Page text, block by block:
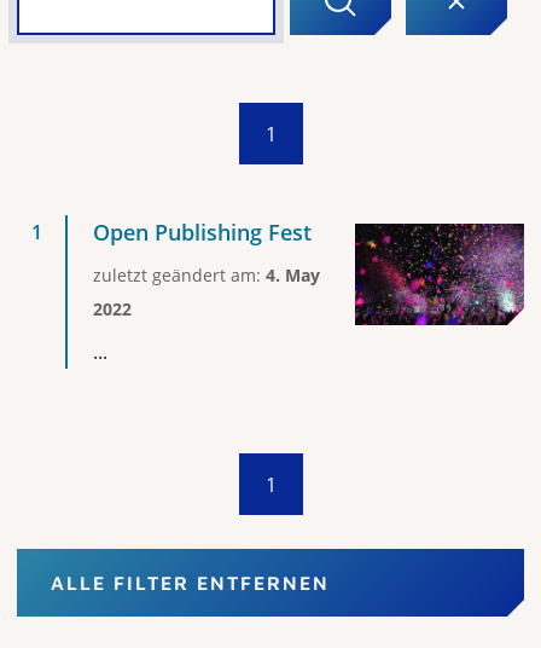
1
Open Publishing Fest
zuletzt geändert am: 4. May
2022
...
1
ALLE FILTER ENTFERNEN